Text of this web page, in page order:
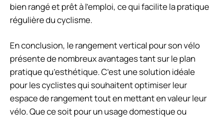
bien rangé et prêt à l’emploi, ce qui facilite la pratique
régulière du cyclisme.
En conclusion, le rangement vertical pour son vélo
présente de nombreux avantages tant sur le plan
pratique qu’esthétique. C’est une solution idéale
pour les cyclistes qui souhaitent optimiser leur
espace de rangement tout en mettant en valeur leur
vélo. Que ce soit pour un usage domestique ou